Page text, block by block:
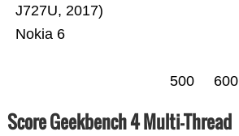
Nokia 6
J727U, 2017)
500 600
Score Geekbench 4 Multi-Thread